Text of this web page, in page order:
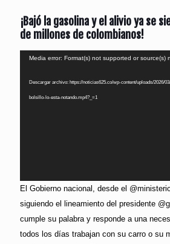
¡Bajó la gasolina y el alivio ya se
de millones de colombianos!
Reproductor
Media error: Format(s) not supported or source(s)
Descargar archivo: https://noticias625.co/wp-content/uploads/2026/
bolsillo-lo-esta-notando.mp4?_=1
El Gobierno nacional, desde el
siguiendo el lineamiento del presidente
cumple su palabra y responde a una
todos los días trabajan con su carro o su